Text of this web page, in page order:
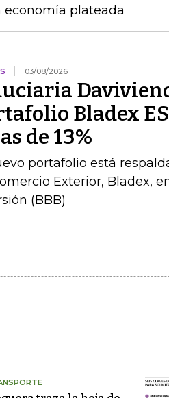
economía plateada
03/08/2026
Bladex
de 13%
portafolio está
Exterior, Bladex,
(BBB)